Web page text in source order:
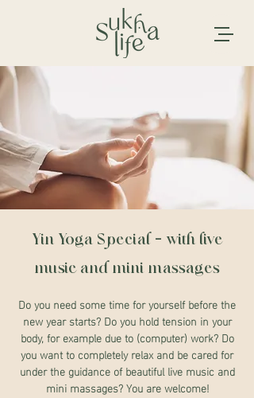
Yin Yoga Special - with live
music and mini massages
Do you need some time for yourself before the
new year starts? Do you hold tension in your
body, for example due to (computer) work? Do
you want to completely relax and be cared for
under the guidance of beautiful live music and
mini massages? You are welcome!